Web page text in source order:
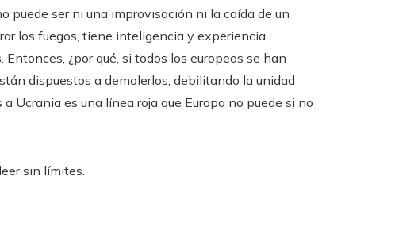
puede ser ni una improvisación ni la caída de un
los fuegos, tiene inteligencia y experiencia
¿por qué, si todos los europeos se han
dispuestos a demolerlos, debilitando la unidad
Ucrania es una línea roja que Europa no puede si no
sin límites.